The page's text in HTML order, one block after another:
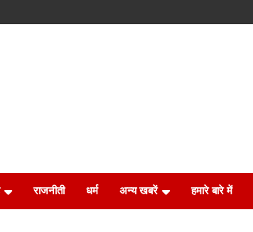
राजनीती धर्म अन्य खबरें हमारे बारे में